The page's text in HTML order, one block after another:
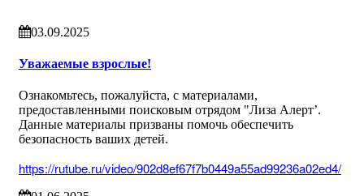
03.09.2025
Уважаемые взрослые!
Ознакомьтесь, пожалуйста, с материалами,
предоставленными поисковым отрядом "Лиза Алерт’.
Данные материалы призваны помочь обеспечить
безопасность ваших детей.
https://rutube.ru/video/902d8ef67f7b0449a55ad99236a02ed4/